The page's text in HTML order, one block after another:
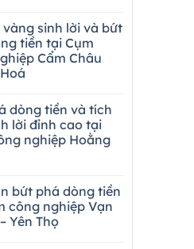
vàng sinh lời và bứt
tiền tại Cụm
Cẩm Châu
dòng tiền và tích
lời đỉnh cao tại
nghiệp Hoằng
bứt phá dòng tiền
công nghiệp Vạn
Yên Thọ